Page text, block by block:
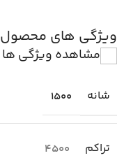
ویژگی های محصول
مشاهده ویژگی ها
شانه 1500
تراکم 4500